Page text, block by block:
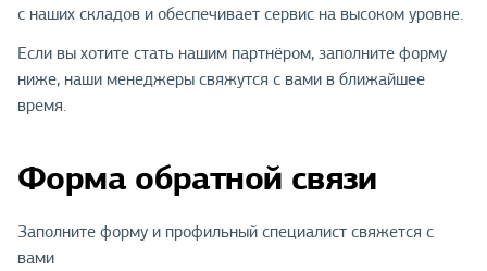
с наших складов и обеспечивает сервис на высоком уровне.
Если вы хотите стать нашим партнёром, заполните форму
ниже, наши менеджеры свяжутся с вами в ближайшее
время.
Форма обратной связи
Заполните форму и профильный специалист свяжется с
вами